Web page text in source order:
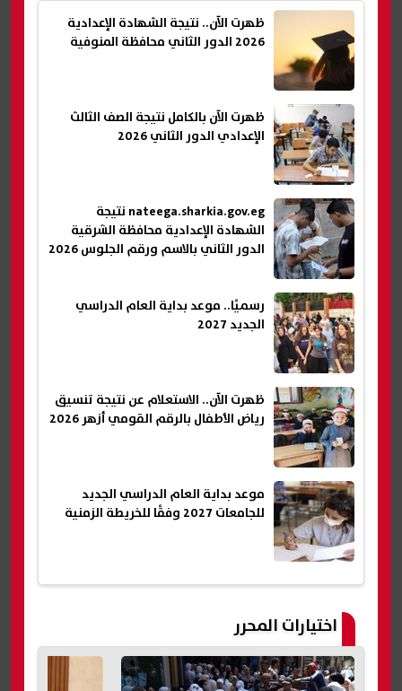
ظهرت الآن.. نتيجة الشهادة الإعدادية
2026 الدور الثاني محافظة المنوفية
ظهرت الآن بالكامل نتيجة الصف الثالث
الإعدادي الدور الثاني 2026
nateega.sharkia.gov.eg نتيجة
الشهادة الإعدادية محافظة الشرقية
الدور الثاني بالاسم ورقم الجلوس 2026
رسميًا.. موعد بداية العام الدراسي
الجديد 2027
ظهرت الآن.. الاستعلام عن نتيجة تنسيق
رياض الأطفال بالرقم القومي أزهر 2026
موعد بداية العام الدراسي الجديد
للجامعات 2027 وفقًا للخريطة الزمنية
اختيارات المحرر